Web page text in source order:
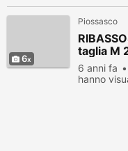
6
Piossasco
taglia M
6 anni fa
hanno